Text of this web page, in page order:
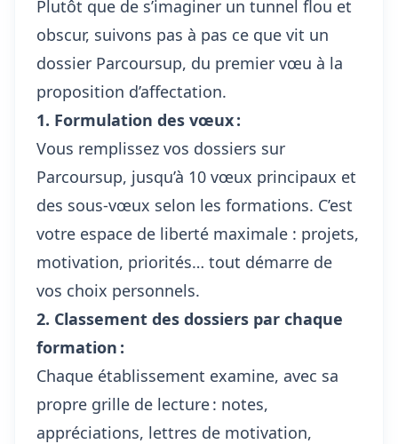
Plutôt que de s’imaginer un tunnel flou et
obscur, suivons pas à pas ce que vit un
dossier Parcoursup, du premier vœu à la
proposition d’affectation.
1. Formulation des vœux :
Vous remplissez vos dossiers sur
Parcoursup, jusqu’à 10 vœux principaux et
des sous-vœux selon les formations. C’est
votre espace de liberté maximale : projets,
motivation, priorités… tout démarre de
vos choix personnels.
2. Classement des dossiers par chaque
formation :
Chaque établissement examine, avec sa
propre grille de lecture : notes,
appréciations, lettres de motivation,